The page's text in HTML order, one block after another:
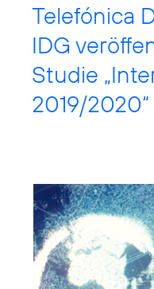
Telefónica
IDG
Studie
2019/2020“